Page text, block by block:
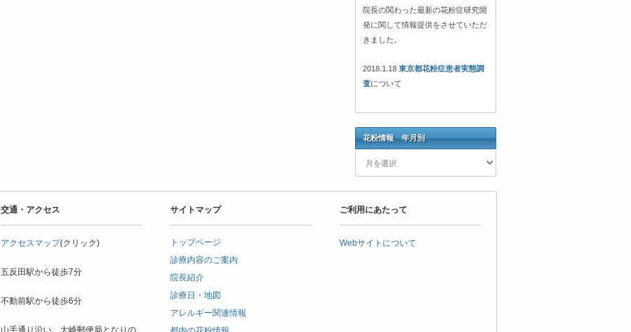
院長の関わった最新の花粉症研究開
発に関して情報提供をさせていただ
きました。
2018.1.18 東京都花粉症患者実態調
査について
花粉情報 年月別
花
粉
年
月
別
交通・アクセス
アクセスマップ(クリック)
五反田駅から徒歩7分
不動前駅から徒歩6分
山手通り沿い、大崎郵便局となりの
サイトマップ
トップページ
診療内容のご案内
院長紹介
診療日・地図
アレルギー関連情報
ご利用にあたって
Webサイトについて